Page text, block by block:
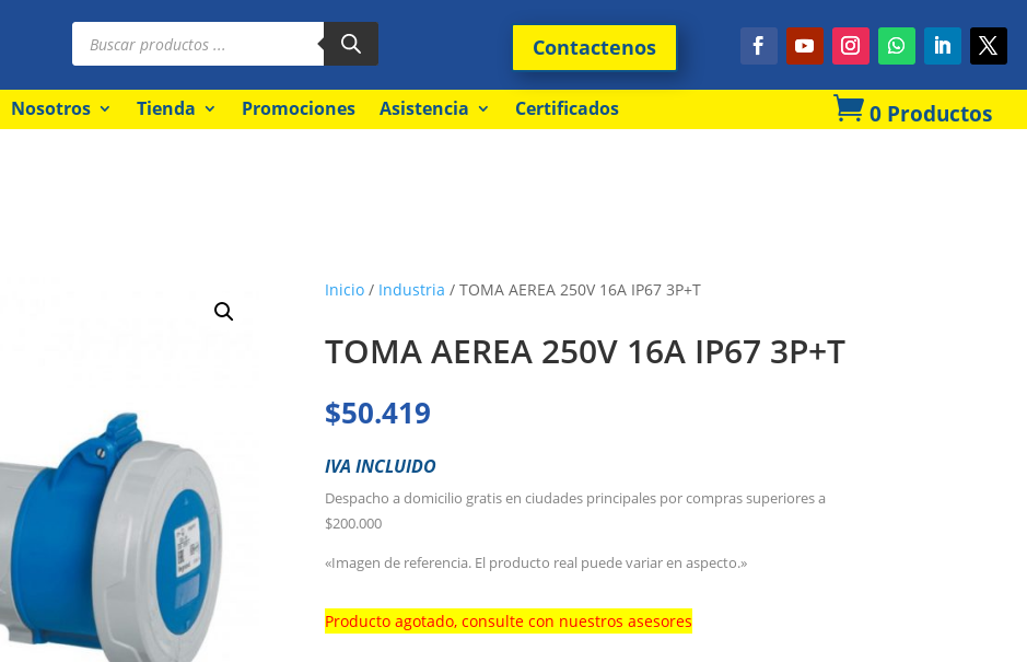
Búsqueda
productos Contactenos
Nosotros Tienda Promociones Asistencia Certificados  0 Productos
Inicio/ Industria / TOMA AEREA 250V 16A IP67 3P+T
TOMA AEREA 250V 16A IP67 3P+T
$50.419
IVA INCLUIDO
Despacho a domicilio gratis en ciudades principales por compras superiores a
$200.000
«Imagen de referencia. El producto real puede variar en aspecto.»
Producto agotado, consulte con nuestros asesores